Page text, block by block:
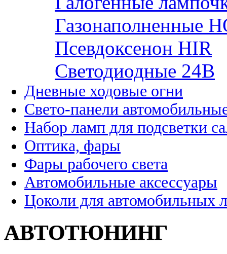
Газонаполненные
Псевдоксенон HIR
Cветодиодные 24B
Дневные ходовые огни
Свето-панели
Набор ламп для подсветки
Оптика, фары
Фары рабочего света
Автомобильные аксессуары
Цоколи для автомобильных
АВТОТЮНИНГ